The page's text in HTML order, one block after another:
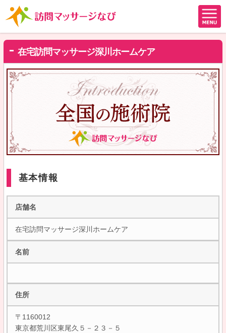
在宅訪問マッサージ深川ホームケア
基本情報
店舗名
在宅訪問マッサージ深川ホームケア
名前
住所
〒1160012
東京都荒川区東尾久５－２３－５